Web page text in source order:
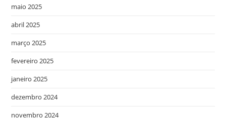
maio 2025
abril 2025
março 2025
fevereiro 2025
janeiro 2025
dezembro 2024
novembro 2024